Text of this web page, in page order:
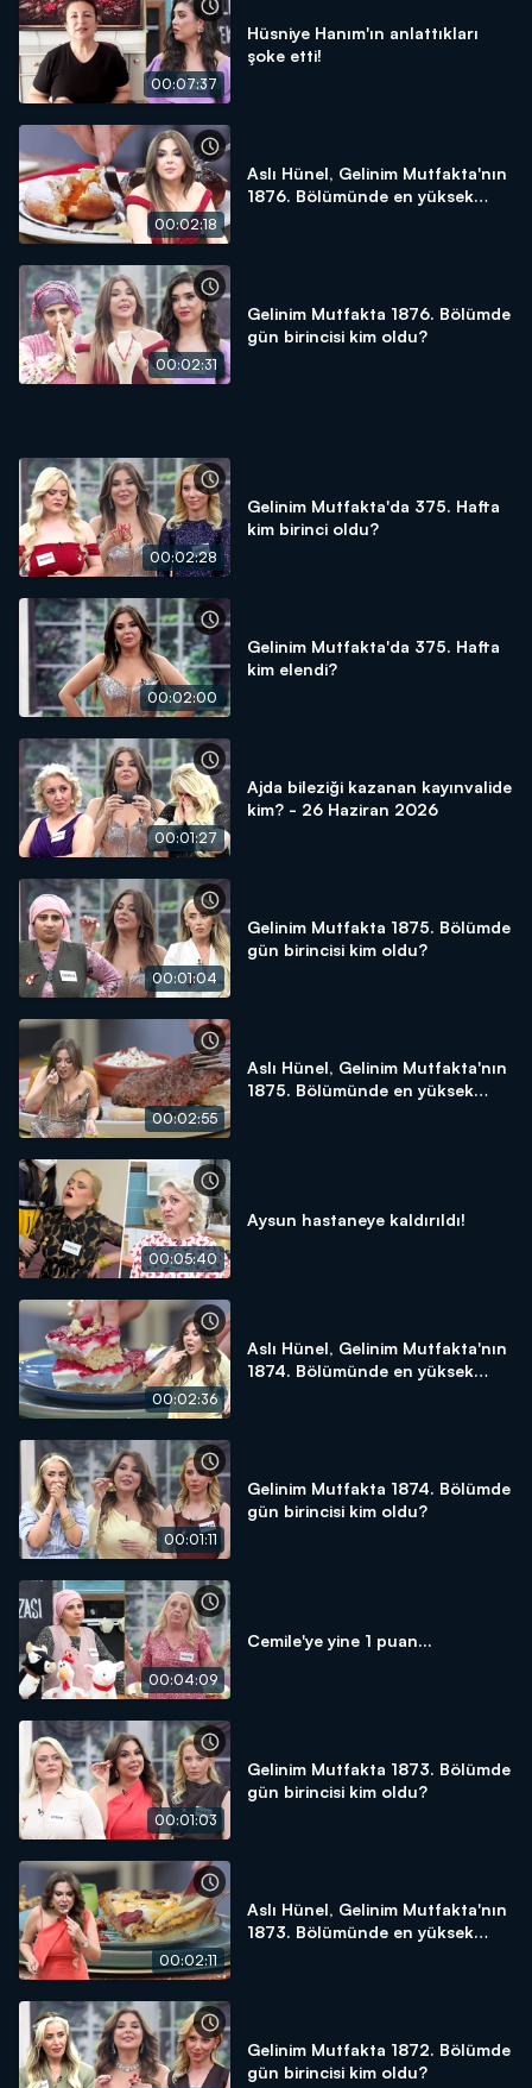
00:07:37
Hüsniye Hanım'ın anlattıkları
şoke etti!
00:02:18
Aslı Hünel, Gelinim Mutfakta'nın
1876. Bölümünde en yüksek
00:02:31
Gelinim Mutfakta 1876. Bölümde
gün birincisi kim oldu?
00:02:28
Gelinim Mutfakta'da 375. Hafta
kim birinci oldu?
00:02:00
Gelinim Mutfakta'da 375. Hafta
kim elendi?
00:01:27
Ajda bileziği kazanan kayınvalide
kim? - 26 Haziran 2026
00:01:04
Gelinim Mutfakta 1875. Bölümde
gün birincisi kim oldu?
00:02:55
Aslı Hünel, Gelinim Mutfakta'nın
1875. Bölümünde en yüksek
00:05:40
Aysun hastaneye kaldırıldı!
00:02:36
Aslı Hünel, Gelinim Mutfakta'nın
1874. Bölümünde en yüksek
00:01:11
Gelinim Mutfakta 1874. Bölümde
gün birincisi kim oldu?
00:04:09
Cemile'ye yine 1 puan...
00:01:03
Gelinim Mutfakta 1873. Bölümde
gün birincisi kim oldu?
00:02:11
Aslı Hünel, Gelinim Mutfakta'nın
1873. Bölümünde en yüksek
Gelinim Mutfakta 1872. Bölümde
gün birincisi kim oldu?